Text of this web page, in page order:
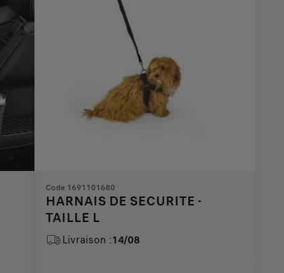
Code 1691101680
HARNAIS DE SECURITE -
TAILLE L
Livraison :14/08